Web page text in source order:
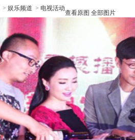
> 娱乐频道 > 电视活动
查看原图 全部图片